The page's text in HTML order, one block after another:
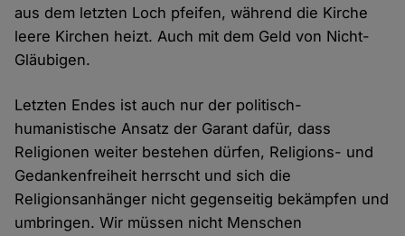
aus dem letzten Loch pfeifen, während die Kirche
leere Kirchen heizt. Auch mit dem Geld von Nicht-
Gläubigen.
Letzten Endes ist auch nur der politisch-
humanistische Ansatz der Garant dafür, dass
Religionen weiter bestehen dürfen, Religions- und
Gedankenfreiheit herrscht und sich die
Religionsanhänger nicht gegenseitig bekämpfen und
umbringen. Wir müssen nicht Menschen